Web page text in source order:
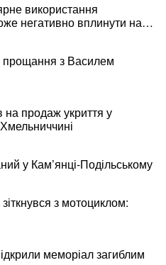
використання
негативно вплинути на
з Василем
продаж укриття у
у Кам’янці-Подільському
з мотоциклом:
меморіал загиблим